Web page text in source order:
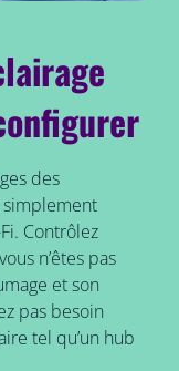
des
simplement
Contrôlez
n’êtes pas
et son
pas besoin
tel qu’un hub